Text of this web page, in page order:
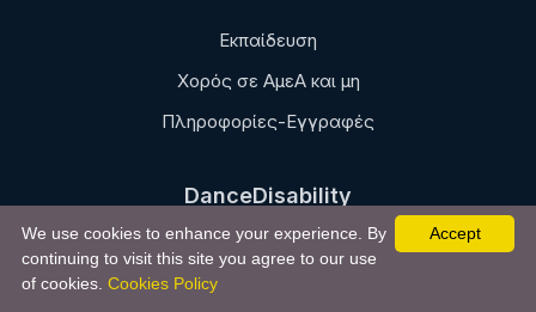
Εκπαίδευση
Χορός σε ΑμεΑ και μη
Πληροφορίες-Εγγραφές
DanceDisability
Η μέθοδος
Βασικοί άξονες
Accept
We use cookies to enhance your experience. By
continuing to visit this site you agree to our use
of cookies. Cookies Policy